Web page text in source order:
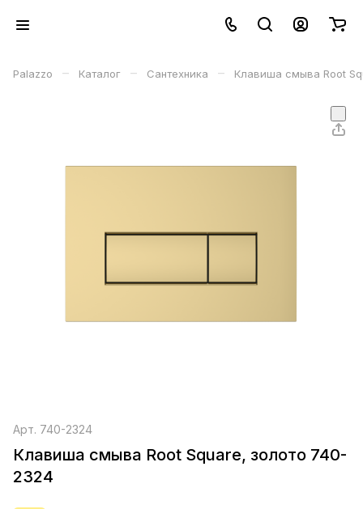
Palazzo – Каталог – Сантехника – Клавиша смыва Root
Арт. 740-2324
Клавиша смыва Root Square, золото 740-
2324